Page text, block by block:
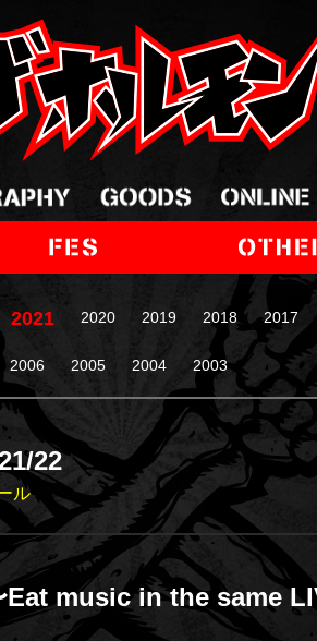
2021 2020 2019 2018 2017
2006 2005 2004 2003
22
ル
music in the same